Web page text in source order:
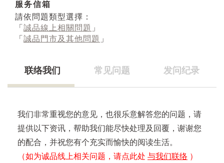
服务信箱
請依問題類型選擇：
「 誠品線上相關問題 」
「 誠品門市及其他問題 」
联络我们 常见问题 发问纪录
我们非常重视您的意见，也很乐意解答您的问题，请
提供以下资讯，帮助我们能尽快处理及回覆，谢谢您
的配合，并祝您有个充实而愉快的阅读生活。
（如为诚品线上相关问题，请点此处 与我们联络 ）